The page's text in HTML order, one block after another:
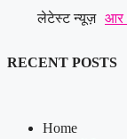
लेटेस्ट न्यूज़ आर
RECENT POSTS
Home